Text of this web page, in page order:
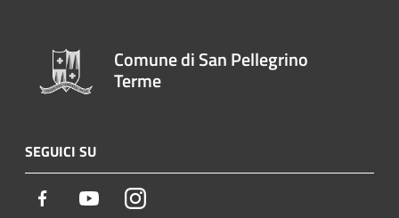
Comune di San Pellegrino
Terme
SEGUICI SU
Facebook YoutubeInstagram